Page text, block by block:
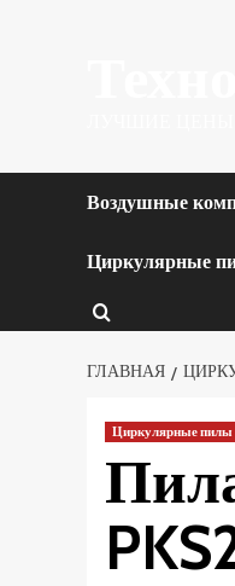
Воздушные
Циркулярные
ГЛАВНАЯ
Циркулярные пилы